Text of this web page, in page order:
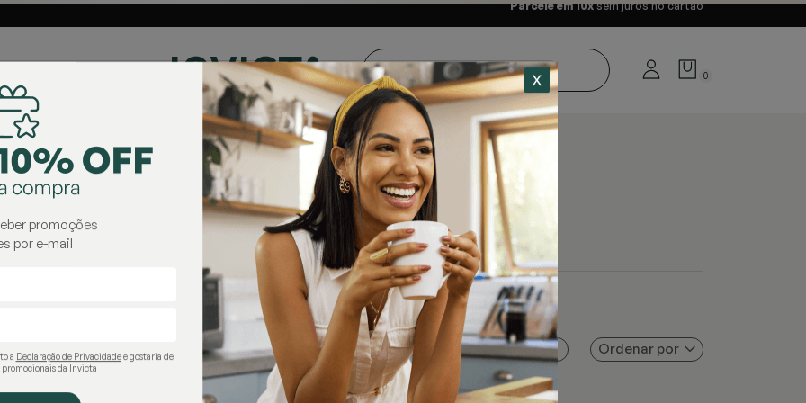
e Centro-
Loja oficialInvicta® no Brasil Parcele em 10xsem juros no cartão
0
garrafas térmicas
Filtros Ordenar por
promoções
por e-mail
aDeclaração de Privacidade